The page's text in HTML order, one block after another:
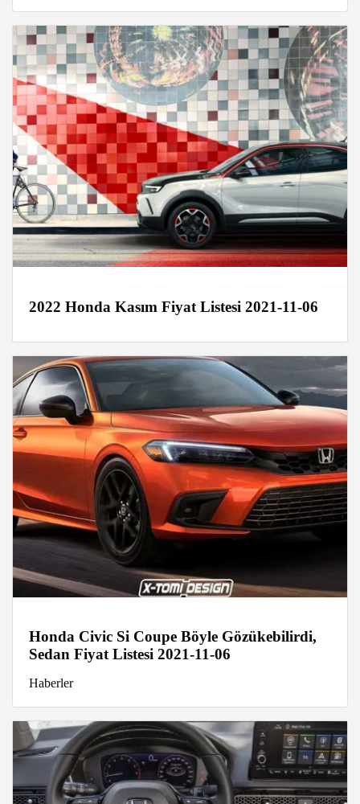
2022 Honda Kasım Fiyat Listesi 2021-11-06
Honda Civic Si Coupe Böyle Gözükebilirdi,
Sedan Fiyat Listesi 2021-11-06
Haberler